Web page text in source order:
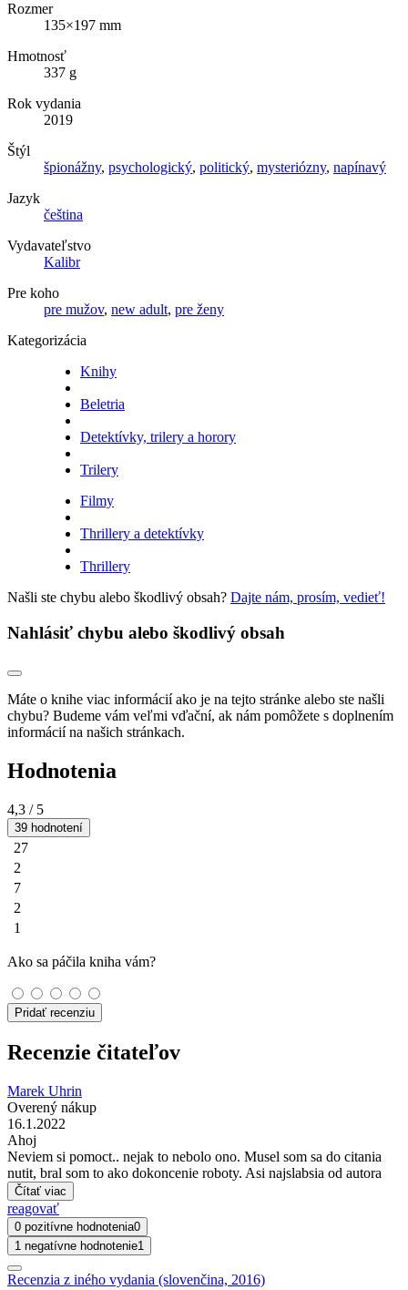
Rozmer
135×197 mm
Hmotnosť
337 g
Rok vydania
2019
Štýl
špionážny, psychologický, politický, mysteriózny, napínavý
Jazyk
čeština
Vydavateľstvo
Kalibr
Pre koho
pre mužov, new adult, pre ženy
Kategorizácia
Knihy
Beletria
Detektívky, trilery a horory
Trilery
Filmy
Thrillery a detektívky
Thrillery
Našli ste chybu alebo škodlivý obsah? Dajte nám, prosím, vedieť!
Nahlásiť chybu alebo škodlivý obsah
Máte o knihe viac informácií ako je na tejto stránke alebo ste našli
chybu? Budeme vám veľmi vďační, ak nám pomôžete s doplnením
informácií na našich stránkach.
Hodnotenia
4,3 / 5
39 hodnotení
27
2
7
2
1
Ako sa páčila kniha vám?
Pridať recenziu
Recenzie čitateľov
Marek Uhrin
Overený nákup
16.1.2022
Ahoj
Neviem si pomoct.. nejak to nebolo ono. Musel som sa do citania
nutit, bral som to ako dokoncenie roboty. Asi najslabsia od autora
Čítať viac
reagovať
0 pozitívne hodnotenia0
1 negatívne hodnotenie1
Recenzia z iného vydania (slovenčina, 2016)